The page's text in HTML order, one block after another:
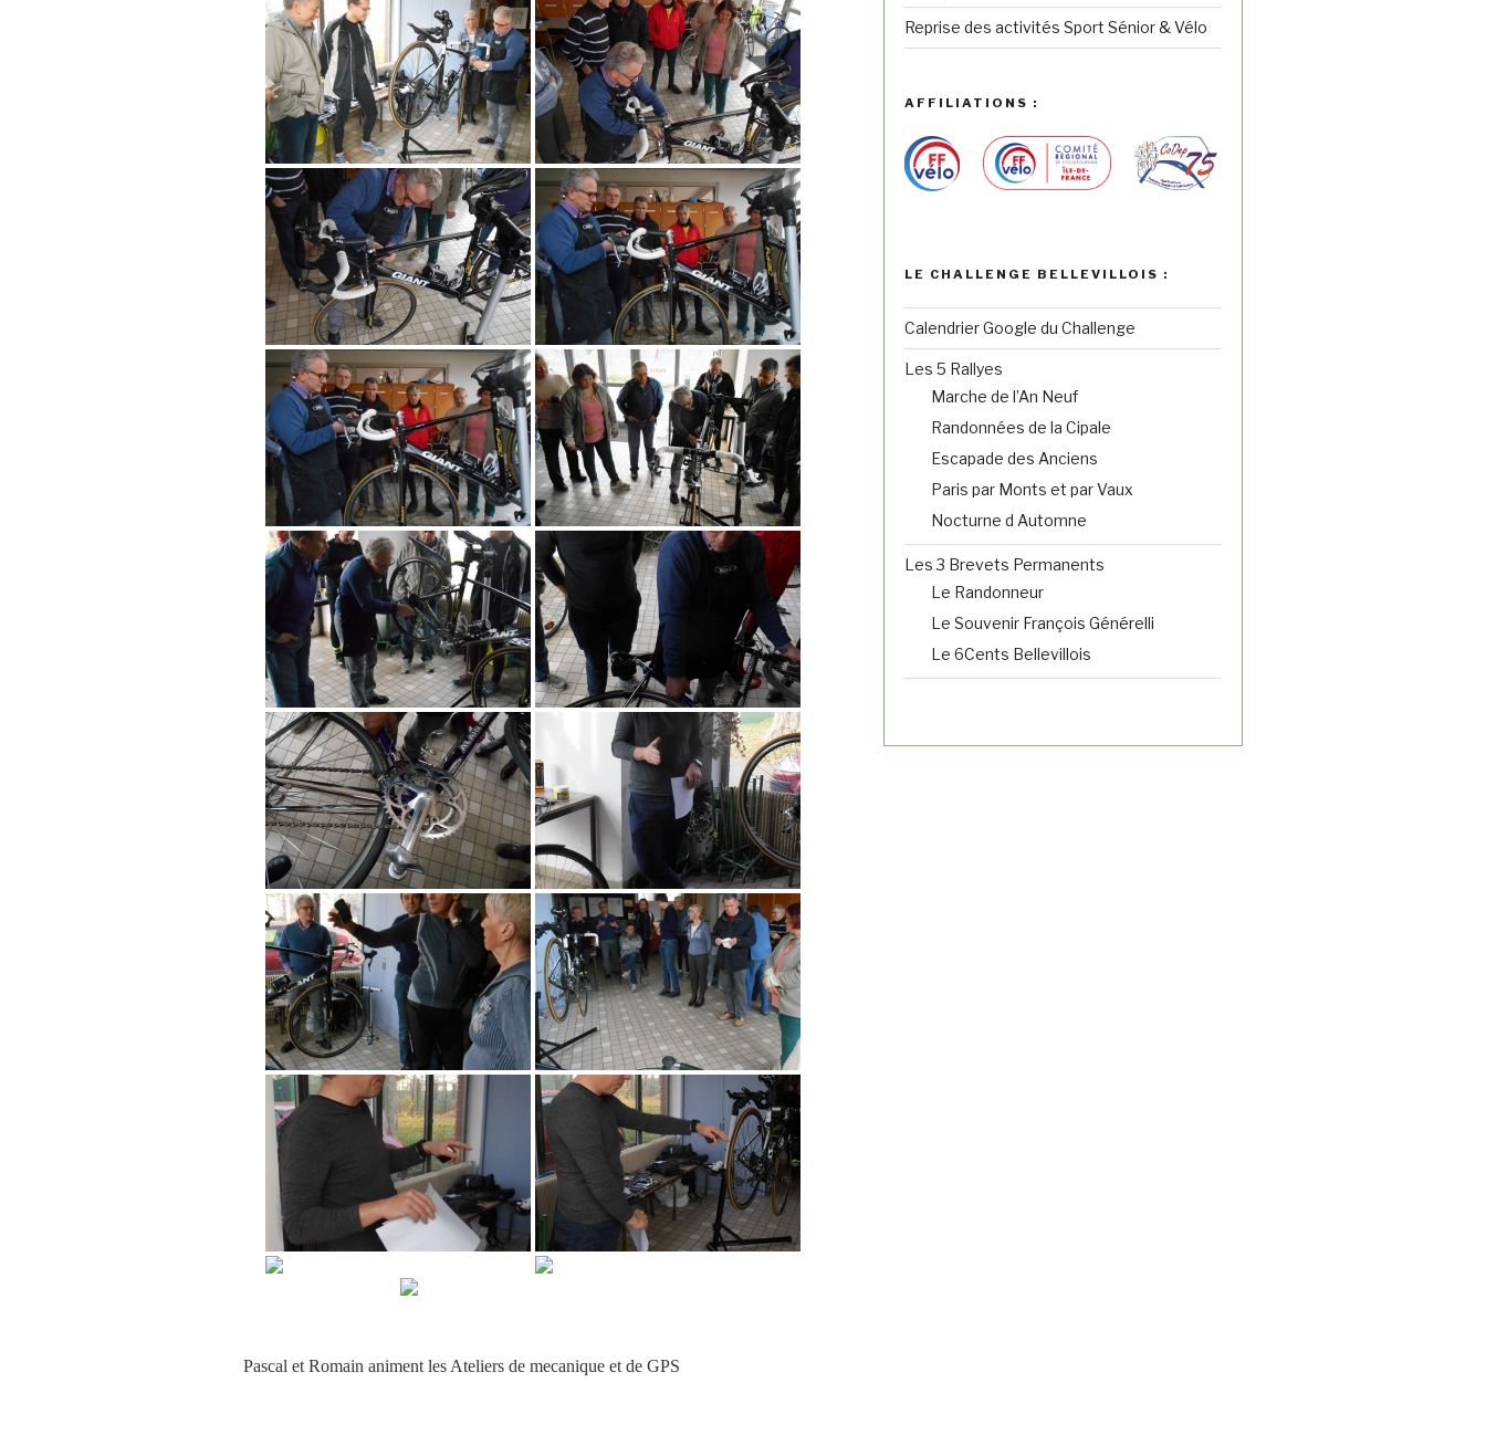
Pascal et Romain animent les Ateliers de mecanique et de GPS
Reprise des activités Sport Sénior & Vélo
AFFILIATIONS :
LE CHALLENGE BELLEVILLOIS :
Calendrier Google du Challenge
Les 5 Rallyes
Marche de l’An Neuf
Randonnées de la Cipale
Escapade des Anciens
Paris par Monts et par Vaux
Nocturne d Automne
Les 3 Brevets Permanents
Le Randonneur
Le Souvenir François Générelli
Le 6Cents Bellevillois